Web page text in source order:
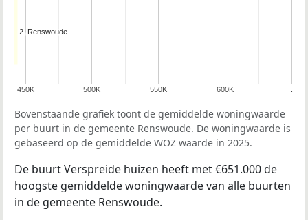
450K 500K 550K 600K
2. Renswoude
2. Renswoude
Bovenstaande grafiek toont de gemiddelde woningwaarde
per buurt in de gemeente Renswoude. De woningwaarde is
gebaseerd op de gemiddelde WOZ waarde in 2025.
De buurt Verspreide huizen heeft met €651.000 de
hoogste gemiddelde woningwaarde van alle buurten
in de gemeente Renswoude.